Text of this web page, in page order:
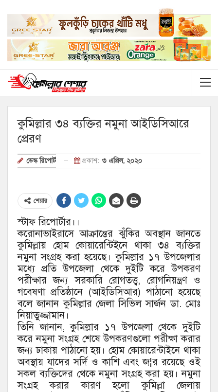
কুমিল্লার ৩৪ ব্যক্তির নমুনা আইডিসিআরে
প্রেরণ
ডেস্ক রিপোর্ট প্রকাশ: ৩ এপ্রিল, ২০২০
শেয়ার
স্টাফ রিপোর্টার।।
করোনাভাইরাসে আক্রান্তের ঝুঁকির অবস্থান জানতে
কুমিল্লায় হোম কোয়ারেন্টিইনে থাকা ৩৪ ব্যক্তির
নমুনা সংগ্রহ করা হয়েছে। কুমিল্লার ১৭ উপজেলার
মধ্যে প্রতি উপজেলা থেকে দুইটি করে উপকরণ
পরীক্ষার জন্য সরকারি রোগতত্ত্ব, রোগনিয়ন্ত্রণ ও
গবেষণা প্রতিষ্ঠানে (আইডিসিআর) পাঠানো হয়েছে
বলে জানান কুমিল্লার জেলা সিভিল সার্জন ডা. মোঃ
নিয়াতুজ্জামান।
তিনি জানান, কুমিল্লার ১৭ উপজেলা থেকে দুইটি
করে নমুনা সংগ্রহ শেষে উপকরণগুলো পরীক্ষা করার
জন্য ঢাকায় পাঠানো হয়। হোম কোয়ারেন্টাইনে থাকা
অবস্থায় যাদের সর্দি ও কাশি এবং জ¦র রয়েছে ওই
সকল ব্যক্তিদের থেকে নমুনা সংগ্রহ করা হয়। নমুনা
সংগ্রহ করার কারণ হলো কুমিল্লা জেলায়